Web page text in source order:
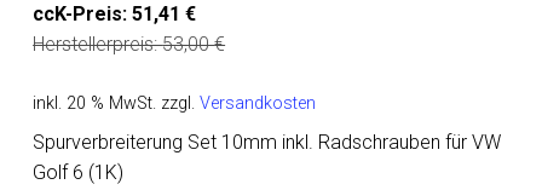
ccK-Preis:51,41€
Herstellerpreis:53,00€
inkl. 20 % MwSt. zzgl.Versandkosten
Spurverbreiterung Set 10mm inkl. Radschrauben für VW
Golf 6 (1K)